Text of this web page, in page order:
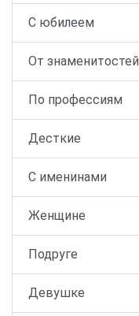
С юбилеем
От знаменитостей
По профессиям
Десткие
С именинами
Женщине
Подруге
Девушке